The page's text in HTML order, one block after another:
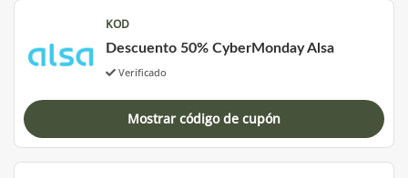
KOD
Descuento 50% CyberMonday Alsa
Verificado
Mostrar código de cupón